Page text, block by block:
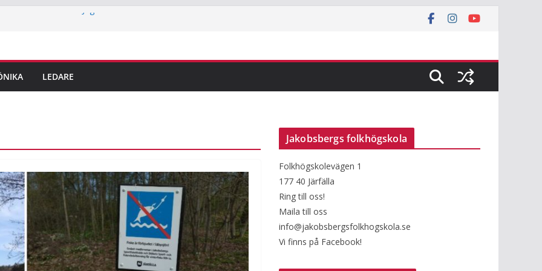
med Tourettes: “Jag är också bara
reporter testar parkour
LEDARE
Jakobsbergs folkhögskola
Folkhögskolevägen 1
177 40 Järfälla
Ring till oss!
Maila till oss
info@jakobsbergsfolkhogskola.se
Vi finns på Facebook!